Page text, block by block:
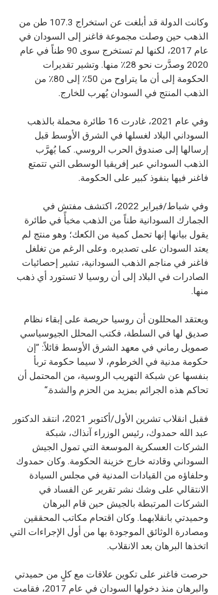
وكانت الدولة قد أبلغت عن استخراج 107.3 طن من
الذهب حين وصلت مجموعة فاغنر إلى السودان في
عام 2017، لكنها لم تستخرج سوى 90 طناً في عام
2020 وصدَّرت نحو 28٪ منها. وتشير تقديرات
الحكومة إلى أن ما يتراوح من 50٪ إلى 80٪ من
الذهب المنتج في السودان يُهرب للخارج.
وفي عام 2021، غادرت 16 طائرة محملة بالذهب
السوداني البلاد لغسلها في الشرق الأوسط قبل
إرسالها إلى صندوق الحرب الروسي. كما يُهرَّب
الذهب السوداني عبر إفريقيا الوسطى التي تتمتع
فاغنر فيها بنفوذ كبير على الحكومة.
وفي شباط/فبراير 2022، اكتشف مفتش في
الجمارك السودانية طناً من الذهب مخبأً في طائرة
يقول بيانها إنها تحمل كمية من الكعك؛ وهو منتج لم
يعتد السودان على تصديره. وعلى الرغم من تغلغل
فاغنر في مناجم الذهب السودانية، تشير إحصائيات
الصادرات في البلاد إلى أن روسيا لا تستورد أي ذهب
منها.
ويعتقد المحللون أن روسيا حريصة على إبقاء نظام
صديق لها في السلطة، فكتب المحلل الجيوسياسي
صمويل رماني في معهد الشرق الأوسط قائلاً: ”إن
حكومة مدنية في الخرطوم، لا سيما حكومة تربأ
بنفسها عن شبكة التهريب الروسية، من المحتمل أن
تحاكم هذه الجرائم بمزيد من الحزم والشدة.“
فقبل انقلاب تشرين الأول/أكتوبر 2021، انتقد الدكتور
عبد الله حمدوك، رئيس الوزراء آنذاك، شبكة
الشركات العسكرية الموسعة التي تمول الجيش
السوداني وقادته خارج خزينة الحكومة. وكان حمدوك
وحلفاؤه من القيادات المدنية في مجلس السيادة
الانتقالي على وشك نشر تقرير عن الفساد في
الشركات المرتبطة بالجيش حين قام البرهان
وحميدتي بانقلابهما. وكان اقتحام مكاتب المحققين
ومصادرة الوثائق الموجودة بها من أول الإجراءات التي
اتخذها البرهان بعد الانقلاب.
حرصت فاغنر على تكوين علاقات مع كلٍ من حميدتي
والبرهان منذ دخولها السودان في عام 2017، فقامت